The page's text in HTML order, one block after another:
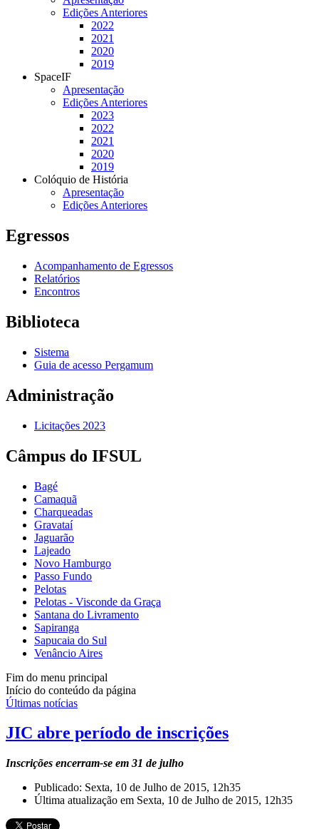
Edições Anteriores
2022
2021
2020
2019
SpaceIF
Apresentação
Edições Anteriores
2023
2022
2021
2020
2019
Colóquio de História
Apresentação
Edições Anteriores
Egressos
Acompanhamento de Egressos
Relatórios
Encontros
Biblioteca
Sistema
Guia de acesso Pergamum
Administração
Licitações 2023
Câmpus do IFSUL
Bagé
Camaquã
Charqueadas
Gravataí
Jaguarão
Lajeado
Novo Hamburgo
Passo Fundo
Pelotas
Pelotas - Visconde da Graça
Santana do Livramento
Sapiranga
Sapucaia do Sul
Venâncio Aires
Fim do menu principal
Início do conteúdo da página
Últimas notícias
JIC abre período de inscrições
Inscrições encerram-se em 31 de julho
Publicado: Sexta, 10 de Julho de 2015, 12h35
Última atualização em Sexta, 10 de Julho de 2015, 12h35